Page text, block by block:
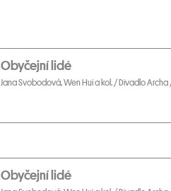
Obyčejní lidé
Jana Svobodová, Wen Hui a kol. / Divadlo Archa
Obyčejní lidé